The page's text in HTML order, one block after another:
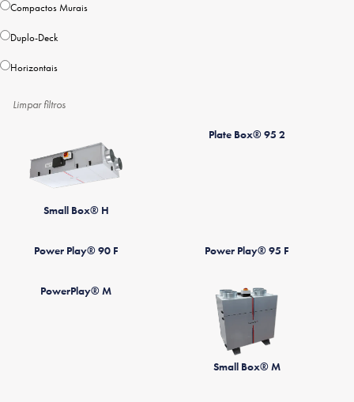
Compactos Murais
Duplo-Deck
Horizontais
Limpar filtros
Small Box® H
Plate Box® 95 2
Power Play® 90 F Power Play® 95 F
PowerPlay® M
Small Box® M